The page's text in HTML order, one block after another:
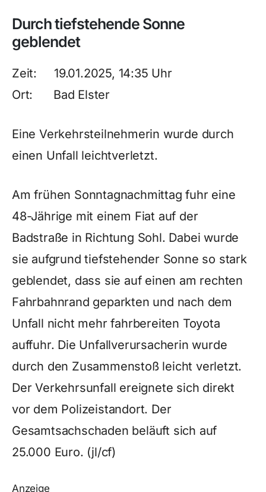
Durch tiefstehende Sonne
geblendet
Zeit: 19.01.2025, 14:35 Uhr
Ort: Bad Elster
Eine Verkehrsteilnehmerin wurde durch
einen Unfall leichtverletzt.
Am frühen Sonntagnachmittag fuhr eine
48-Jährige mit einem Fiat auf der
Badstraße in Richtung Sohl. Dabei wurde
sie aufgrund tiefstehender Sonne so stark
geblendet, dass sie auf einen am rechten
Fahrbahnrand geparkten und nach dem
Unfall nicht mehr fahrbereiten Toyota
auffuhr. Die Unfallverursacherin wurde
durch den Zusammenstoß leicht verletzt.
Der Verkehrsunfall ereignete sich direkt
vor dem Polizeistandort. Der
Gesamtsachschaden beläuft sich auf
25.000 Euro. (jl/cf)
Anzeige